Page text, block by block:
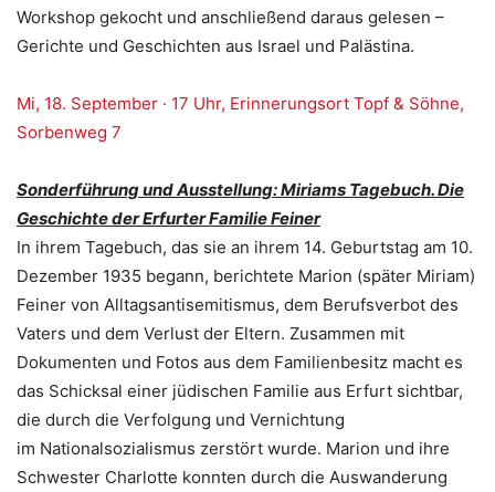
Workshop gekocht und anschließend daraus gelesen –
Gerichte und Geschichten aus Israel und Palästina.
Mi, 18. September · 17 Uhr, Erinnerungsort Topf & Söhne,
Sorbenweg 7
Sonderführung und Ausstellung: Miriams Tagebuch. Die
Geschichte der Erfurter Familie Feiner
In ihrem Tagebuch, das sie an ihrem 14. Geburtstag am 10.
Dezember 1935 begann, berichtete Marion (später Miriam)
Feiner von Alltagsantisemitismus, dem Berufsverbot des
Vaters und dem Verlust der Eltern. Zusammen mit
Dokumenten und Fotos aus dem Familienbesitz macht es
das Schicksal einer jüdischen Familie aus Erfurt sichtbar,
die durch die Verfolgung und Vernichtung
im Nationalsozialismus zerstört wurde. Marion und ihre
Schwester Charlotte konnten durch die Auswanderung